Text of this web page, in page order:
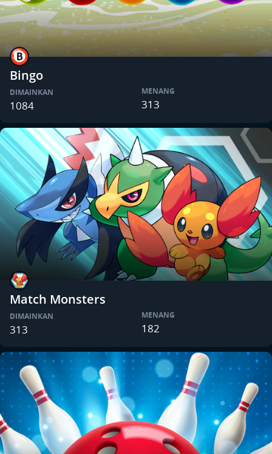
Bingo
DIMAINKAN
1084
MENANG
313
Match Monsters
DIMAINKAN
313
MENANG
182